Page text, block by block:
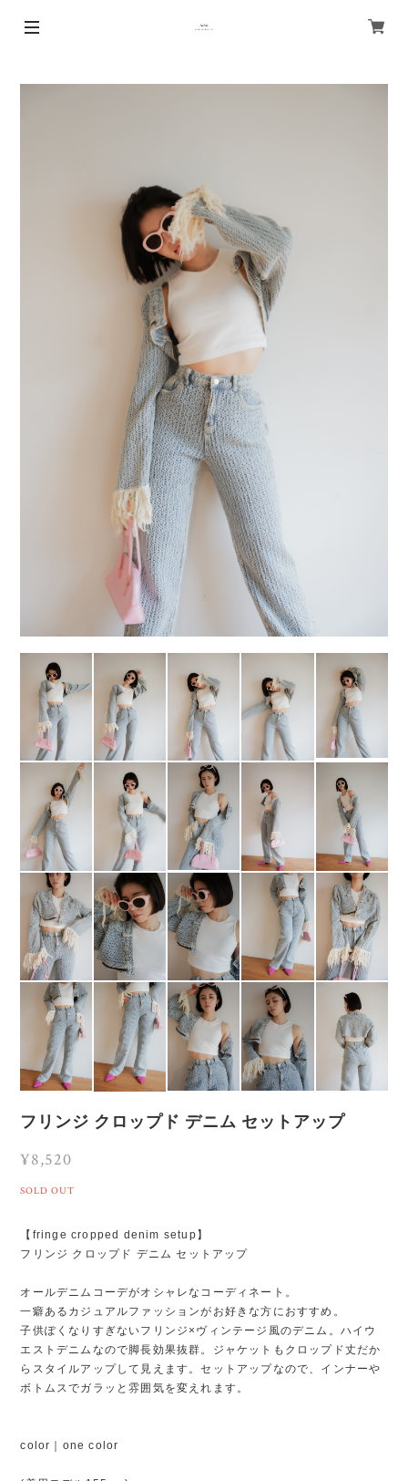
フリンジ クロップド デニム セットアップ
¥8,520
SOLD OUT
【fringe cropped denim setup】
フリンジ クロップド デニム セットアップ
オールデニムコーデがオシャレなコーディネート。
一癖あるカジュアルファッションがお好きな方におすすめ。
子供ぽくなりすぎないフリンジ×ヴィンテージ風のデニム。ハイウ
エストデニムなので脚長効果抜群。ジャケットもクロップド丈だか
らスタイルアップして見えます。セットアップなので、インナーや
ボトムスでガラッと雰囲気を変えれます。
color｜one color